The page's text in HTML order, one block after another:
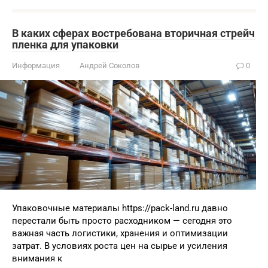
В каких сферах востребована вторичная стрейч
пленка для упаковки
Информация Андрей Соколов 0
Упаковочные материалы https://pack-land.ru давно
перестали быть просто расходником — сегодня это
важная часть логистики, хранения и оптимизации
затрат. В условиях роста цен на сырье и усиления
внимания к